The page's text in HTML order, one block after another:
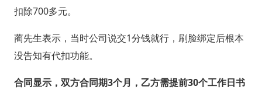
扣除700多元。
蔺先生表示，当时公司说交1分钱就行，刷脸绑定后根本
没告知有代扣功能。
合同显示，双方合同期3个月，乙方需提前30个工作日书